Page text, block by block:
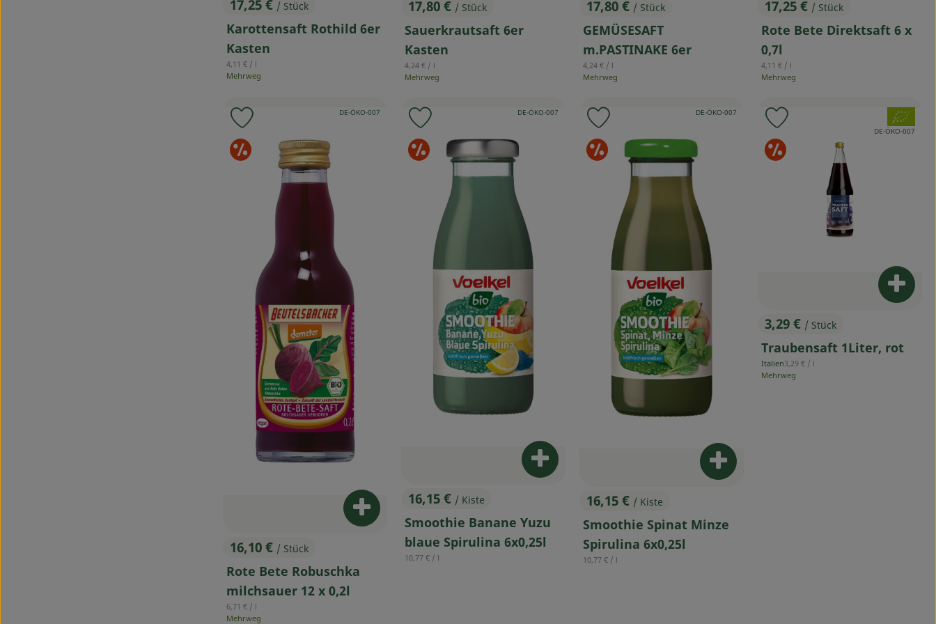
, Preis:
17,25 € / Stück
Karottensaft Rothild 6er
Kasten
, Referenzpreis:
4,11 € / l
Mehrweg
, Preis:
17,80 € / Stück
Sauerkrautsaft 6er
Kasten
, Referenzpreis:
4,24 € / l
Mehrweg
, Preis:
17,80 € / Stück
GEMÜSESAFT
m.PASTINAKE 6er
, Referenzpreis:
4,24 € / l
Mehrweg
, Preis:
17,25 € / Stück
Rote Bete Direktsaft 6 x
0,7l
, Referenzpreis:
4,11 € / l
Mehrweg
, Preis:
16,10 € / Stück
Rote Bete Robuschka
milchsauer 12 x 0,2l
, Referenzpreis:
6,71 € / l
Mehrweg
Produkt zum Warenkorb hinzufügen
, Kontrollstelle:
DE-ÖKO-007
Sonderangebote
Produkt zu Favouriten hinzufügen
, Preis:
16,15 € / Kiste
Smoothie Banane Yuzu
blaue Spirulina 6x0,25l
, Referenzpreis:
10,77 € / l
Produkt zum Warenkorb hinzufügen
, Kontrollstelle:
DE-ÖKO-007
Sonderangebote
Produkt zu Favouriten hinzufügen
, Preis:
16,15 € / Kiste
Smoothie Spinat Minze
Spirulina 6x0,25l
, Referenzpreis:
10,77 € / l
Produkt zum Warenkorb hinzufügen
, Kontrollstelle:
DE-ÖKO-007
Sonderangebote
Produkt zu Favouriten hinzufügen
, Preis:
3,29 € / Stück
Traubensaft 1Liter, rot
, Herkunft:
Italien, Referenzpreis:
3,29 € / l
Mehrweg
, Verband:
, Kontrollstelle:
DE-ÖKO-007
Produkt zu Favouriten